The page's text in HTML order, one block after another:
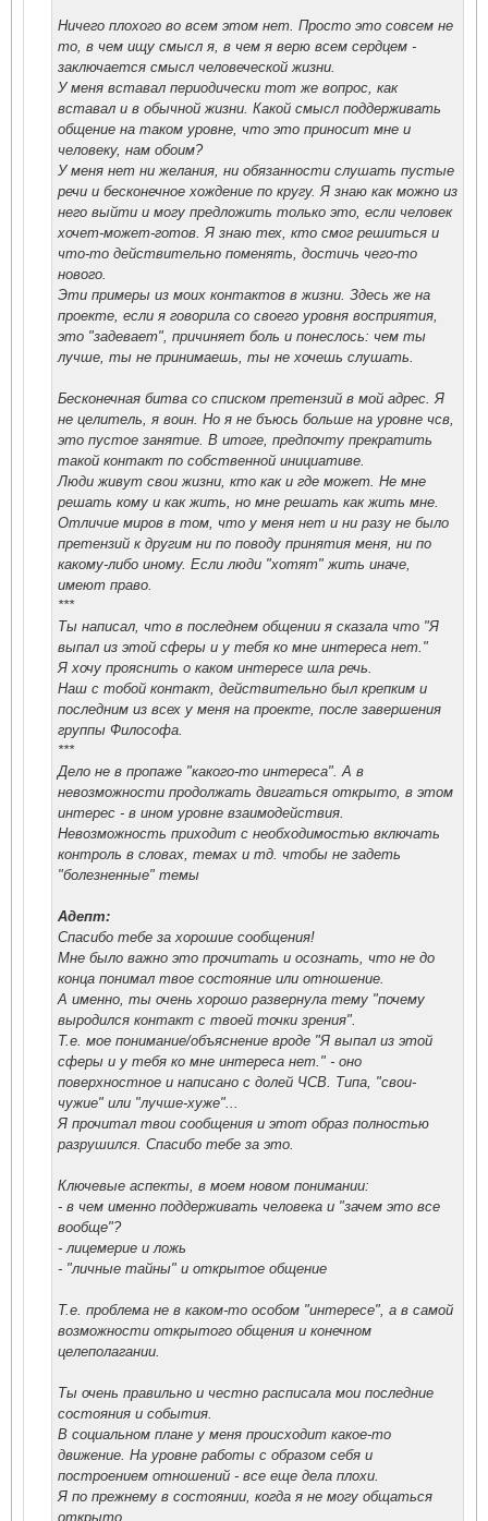
Ничего плохого во всем этом нет. Просто это совсем не
то, в чем ищу смысл я, в чем я верю всем сердцем -
заключается смысл человеческой жизни.
У меня вставал периодически тот же вопрос, как
вставал и в обычной жизни. Какой смысл поддерживать
общение на таком уровне, что это приносит мне и
человеку, нам обоим?
У меня нет ни желания, ни обязанности слушать пустые
речи и бесконечное хождение по кругу. Я знаю как можно из
него выйти и могу предложить только это, если человек
хочет-может-готов. Я знаю тех, кто смог решиться и
что-то действительно поменять, достичь чего-то
нового.
Эти примеры из моих контактов в жизни. Здесь же на
проекте, если я говорила со своего уровня восприятия,
это "задевает", причиняет боль и понеслось: чем ты
лучше, ты не принимаешь, ты не хочешь слушать.
Бесконечная битва со списком претензий в мой адрес. Я
не целитель, я воин. Но я не бъюсь больше на уровне чсв,
это пустое занятие. В итоге, предпочту прекратить
такой контакт по собственной инициативе.
Люди живут свои жизни, кто как и где может. Не мне
решать кому и как жить, но мне решать как жить мне.
Отличие миров в том, что у меня нет и ни разу не было
претензий к другим ни по поводу принятия меня, ни по
какому-либо иному. Если люди "хотят" жить иначе,
имеют право.
***
Ты написал, что в последнем общении я сказала что "Я
выпал из этой сферы и у тебя ко мне интереса нет."
Я хочу прояснить о каком интересе шла речь.
Наш с тобой контакт, действительно был крепким и
последним из всех у меня на проекте, после завершения
группы Философа.
***
Дело не в пропаже "какого-то интереса". А в
невозможности продолжать двигаться открыто, в этом
интерес - в ином уровне взаимодействия.
Невозможность приходит с необходимостью включать
контроль в словах, темах и тд. чтобы не задеть
"болезненные" темы
Адепт:
Спасибо тебе за хорошие сообщения!
Мне было важно это прочитать и осознать, что не до
конца понимал твое состояние или отношение.
А именно, ты очень хорошо развернула тему "почему
выродился контакт с твоей точки зрения".
Т.е. мое понимание/объяснение вроде "Я выпал из этой
сферы и у тебя ко мне интереса нет." - оно
поверхностное и написано с долей ЧСВ. Типа, "свои-
чужие" или "лучше-хуже"...
Я прочитал твои сообщения и этот образ полностью
разрушился. Спасибо тебе за это.
Ключевые аспекты, в моем новом понимании:
- в чем именно поддерживать человека и "зачем это все
вообще"?
- лицемерие и ложь
- "личные тайны" и открытое общение
Т.е. проблема не в каком-то особом "интересе", а в самой
возможности открытого общения и конечном
целеполагании.
Ты очень правильно и честно расписала мои последние
состояния и события.
В социальном плане у меня происходит какое-то
движение. На уровне работы с образом себя и
построением отношений - все еще дела плохи.
Я по прежнему в состоянии, когда я не могу общаться
открыто.